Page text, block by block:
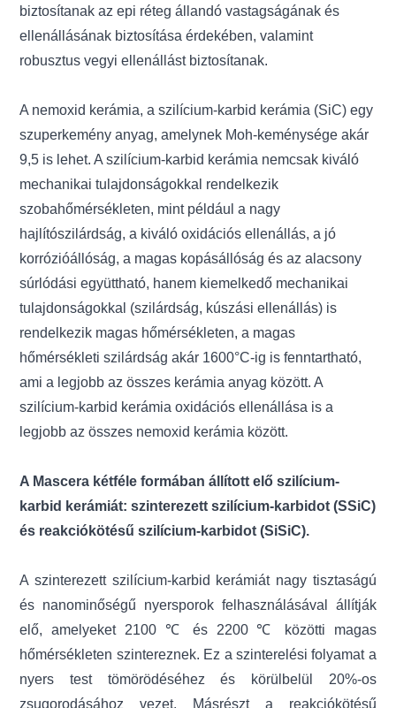
biztosítanak az epi réteg állandó vastagságának és
ellenállásának biztosítása érdekében, valamint
robusztus vegyi ellenállást biztosítanak.
A nemoxid kerámia, a szilícium-karbid kerámia (SiC) egy
szuperkemény anyag, amelynek Moh-keménysége akár
9,5 is lehet. A szilícium-karbid kerámia nemcsak kiváló
mechanikai tulajdonságokkal rendelkezik
szobahőmérsékleten, mint például a nagy
hajlítószilárdság, a kiváló oxidációs ellenállás, a jó
korrózióállóság, a magas kopásállóság és az alacsony
súrlódási együttható, hanem kiemelkedő mechanikai
tulajdonságokkal (szilárdság, kúszási ellenállás) is
rendelkezik magas hőmérsékleten, a magas
hőmérsékleti szilárdság akár 1600°C-ig is fenntartható,
ami a legjobb az összes kerámia anyag között. A
szilícium-karbid kerámia oxidációs ellenállása is a
legjobb az összes nemoxid kerámia között.
A Mascera kétféle formában állított elő szilícium-
karbid kerámiát: szinterezett szilícium-karbidot (SSiC)
és reakciókötésű szilícium-karbidot (SiSiC).
A szinterezett szilícium-karbid kerámiát nagy tisztaságú
és nanominőségű nyersporok felhasználásával állítják
elő, amelyeket 2100 ℃ és 2200 ℃ közötti magas
hőmérsékleten szintereznek. Ez a szinterelési folyamat a
nyers test tömörödéséhez és körülbelül 20%-os
zsugorodásához vezet. Másrészt a reakciókötésű